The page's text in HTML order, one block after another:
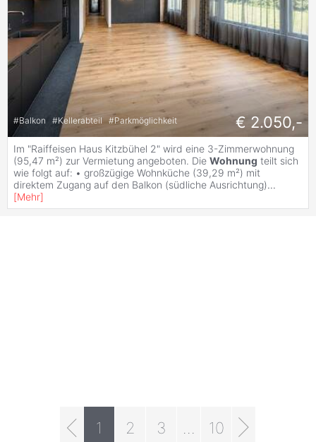
#Balkon #Kellerabteil #Parkmöglichkeit € 2.050,-
Im "Raiffeisen Haus Kitzbühel 2" wird eine 3-Zimmerwohnung
(95,47 m²) zur Vermietung angeboten. Die Wohnung teilt sich
wie folgt auf: • großzügige Wohnküche (39,29 m²) mit
direktem Zugang auf den Balkon (südliche Ausrichtung)...
[Mehr]
1 2 3 10